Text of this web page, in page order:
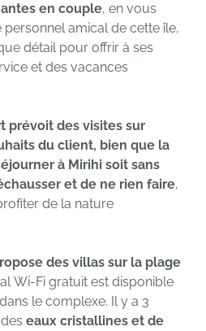
en couple, en vous
amical de cette île,
détail pour offrir à ses
et des vacances
prévoit des visites sur
du client, bien que la
à Mirihi soit sans
et de ne rien faire,
de la nature
des villas sur la plage
Wi-Fi gratuit est disponible
le complexe. Il y a 3
eaux cristallines et de